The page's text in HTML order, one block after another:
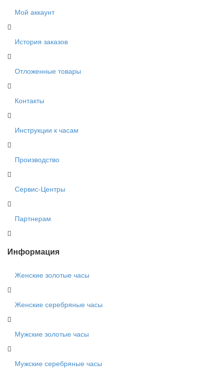
Мой аккаунт
История заказов
Отложенные товары
Контакты
Инструкции к часам
Производство
Сервис-Центры
Партнерам
Информация
Женские золотые часы
Женские серебряные часы
Мужские золотые часы
Мужские серебряные часы